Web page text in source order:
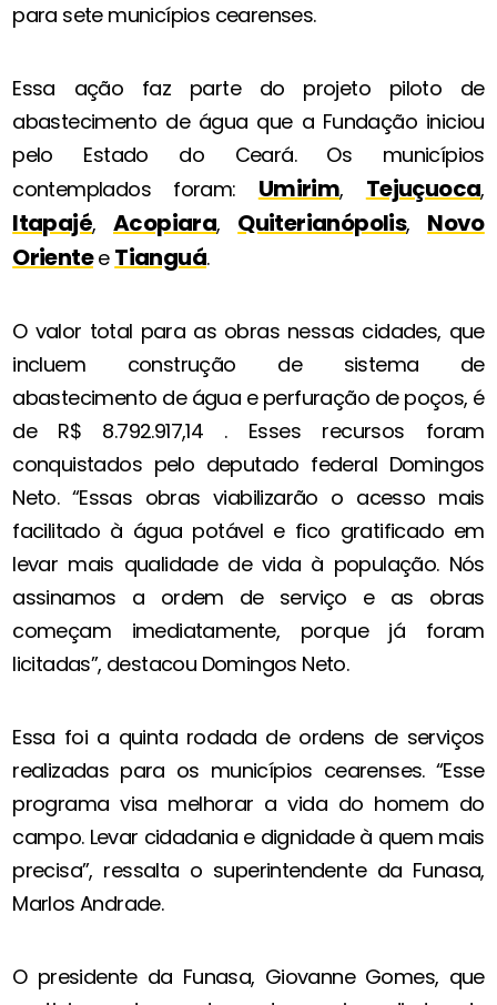
para sete municípios cearenses.
Essa ação faz parte do projeto piloto de
abastecimento de água que a Fundação iniciou
pelo Estado do Ceará. Os municípios
contemplados foram: Umirim, Tejuçuoca,
Itapajé, Acopiara, Quiterianópolis, Novo
Orientee Tianguá.
O valor total para as obras nessas cidades, que
incluem construção de sistema de
abastecimento de água e perfuração de poços, é
de R$ 8.792.917,14 . Esses recursos foram
conquistados pelo deputado federal Domingos
Neto. “Essas obras viabilizarão o acesso mais
facilitado à água potável e fico gratificado em
levar mais qualidade de vida à população. Nós
assinamos a ordem de serviço e as obras
começam imediatamente, porque já foram
licitadas”, destacou Domingos Neto.
Essa foi a quinta rodada de ordens de serviços
realizadas para os municípios cearenses. “Esse
programa visa melhorar a vida do homem do
campo. Levar cidadania e dignidade à quem mais
precisa”, ressalta o superintendente da Funasa,
Marlos Andrade.
O presidente da Funasa, Giovanne Gomes, que